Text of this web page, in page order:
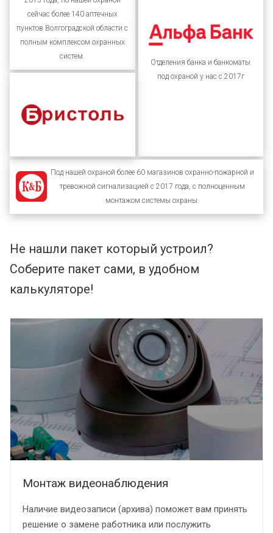
сейчас более 140 аптечных
пунктов Волгоградской области с
полным комплексом охранных
систем.
Отделения банка и банкоматы
под охраной у нас с 2017г
Под нашей охраной более 60 магазинов охранно-пожарной и
тревожной сигнализацией с 2017 года, с полноценным
монтажом системы охраны.
Не нашли пакет который устроил?
Соберите пакет сами, в удобном
калькуляторе!
Монтаж видеонаблюдения
Наличие видеозаписи (архива) поможет вам принять
решение о замене работника или послужить